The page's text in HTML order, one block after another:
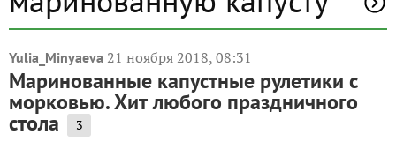
Yulia_Minyaeva 21 ноября 2018, 08:31
Маринованные капустные рулетики с
морковью. Хит любого праздничного
стола 3